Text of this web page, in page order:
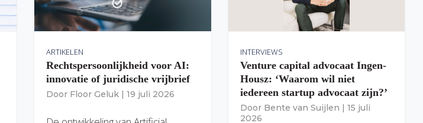
ARTIKELEN
Rechtspersoonlijkheid voor AI:
innovatie of juridische vrijbrief
Door Floor Geluk | 19 juli 2026
INTERVIEWS
Venture capital advocaat Ingen-
Housz: ‘Waarom wil niet
iedereen startup advocaat zijn?’
Door Bente van Suijlen | 15 juli
2026